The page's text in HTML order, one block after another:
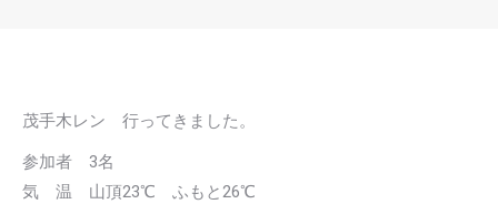
茂手木レン 行ってきました。
参加者 3名
気 温 山頂23℃ ふもと26℃